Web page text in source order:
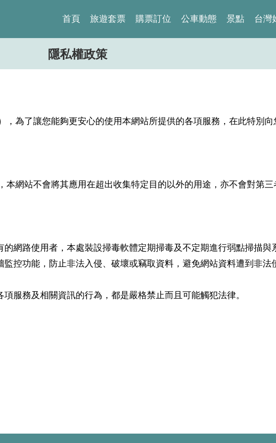
首頁 旅遊套票 購票訂位 公車動態 景點 台灣
隱私權政策
為了讓您能夠更安心的使用本網站所提供的各項服務，在此特別
站不會將其應用在超出收集特定目的以外的用途，亦不會對第三
網路使用者，本處裝設掃毒軟體定期掃毒及不定期進行弱點掃描與
控功能，防止非法入侵、破壞或竊取資料，避免網站資料遭到非法
服務及相關資訊的行為，都是嚴格禁止而且可能觸犯法律。